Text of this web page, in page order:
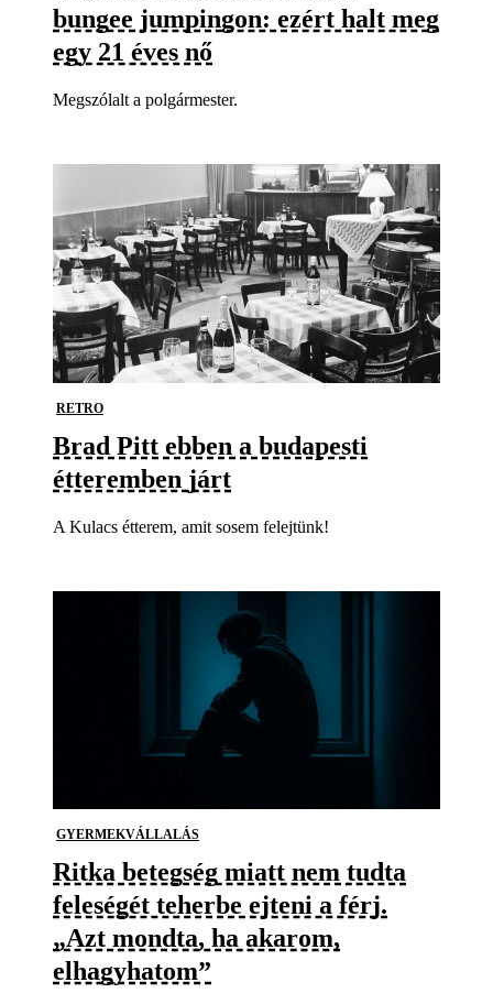
bungee jumpingon: ezért halt meg
egy 21 éves nő
Megszólalt a polgármester.
RETRO
Brad Pitt ebben a budapesti
étteremben járt
A Kulacs étterem, amit sosem felejtünk!
GYERMEKVÁLLALÁS
Ritka betegség miatt nem tudta
feleségét teherbe ejteni a férj.
„Azt mondta, ha akarom,
elhagyhatom”